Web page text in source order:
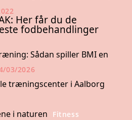
Her får du de
fodbehandlinger
Sådan spiller BMI en
03/2026
træningscenter i Aalborg
i naturen
Fitness